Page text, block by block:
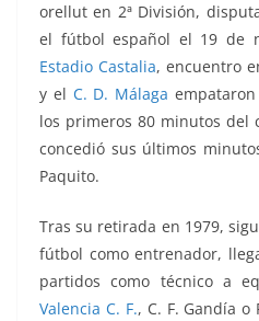
orellut en 2ª División,
el fútbol español el 19 de
Estadio Castalia, encuentro
y el C. D. Málaga
los primeros 80 minutos del
concedió sus últimos
Paquito.
Tras su retirada en 1979,
fútbol como entrenador,
partidos como técnico a
Valencia C. F., C. F. Gandía